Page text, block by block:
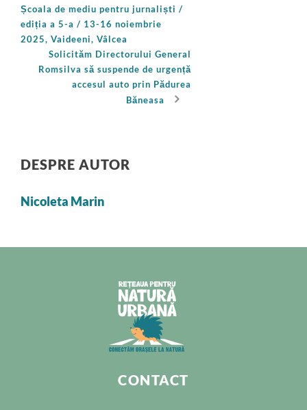
Școala de mediu pentru jurnaliști /
ediția a 5-a / 13-16 noiembrie
2025, Vaideeni, Vâlcea
Solicităm Directorului General
Romsilva să suspende de urgență
accesul auto prin Pădurea
Băneasa
DESPRE AUTOR
Nicoleta Marin
CONTACT